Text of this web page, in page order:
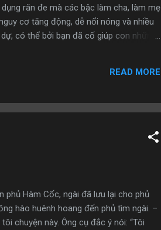
răn đe mà các bậc làm cha, làm mẹ
cơ tăng động, dễ nổi nóng và nhiều
có thể bởi bạn đã cố giúp con những
có được đều dễ dàng, trẻ không còn
READ MORE
phủ Hàm Cốc, ngài đã lưu lại cho phủ
hào huênh hoang đến phủ tìm ngài. –
chuyện này. Ông cụ đắc ý nói: “Tôi